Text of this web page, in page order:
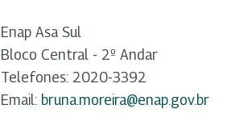
Enap Asa Sul
Bloco Central - 2º Andar
Telefones: 2020-3392
Email: bruna.moreira@enap.gov.br